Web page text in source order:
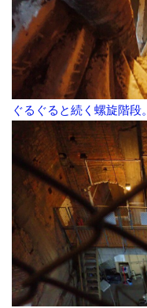
ぐるぐると続く螺旋階段。